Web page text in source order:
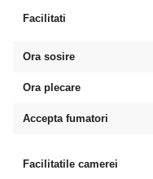
Facilitati
Ora sosire
Ora plecare
Accepta fumatori
Facilitatile camerei